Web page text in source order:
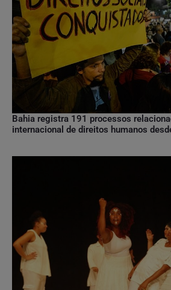
Bahia registra 191 processos
internacional de direitos humanos